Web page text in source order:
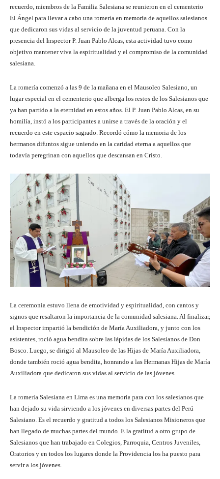
recuerdo, miembros de la Familia Salesiana se reunieron en el cementerio
El Ángel para llevar a cabo una romería en memoria de aquellos salesianos
que dedicaron sus vidas al servicio de la juventud peruana. Con la
presencia del Inspector P. Juan Pablo Alcas, esta actividad tuvo como
objetivo mantener viva la espiritualidad y el compromiso de la comunidad
salesiana.
La romería comenzó a las 9 de la mañana en el Mausoleo Salesiano, un
lugar especial en el cementerio que alberga los restos de los Salesianos que
ya han partido a la eternidad en estos años. El P. Juan Pablo Alcas, en su
homilía, instó a los participantes a unirse a través de la oración y el
recuerdo en este espacio sagrado. Recordó cómo la memoria de los
hermanos difuntos sigue uniendo en la caridad eterna a aquellos que
todavía peregrinan con aquellos que descansan en Cristo.
La ceremonia estuvo llena de emotividad y espiritualidad, con cantos y
signos que resaltaron la importancia de la comunidad salesiana. Al finalizar,
el Inspector impartió la bendición de María Auxiliadora, y junto con los
asistentes, roció agua bendita sobre las lápidas de los Salesianos de Don
Bosco. Luego, se dirigió al Mausoleo de las Hijas de María Auxiliadora,
donde también roció agua bendita, honrando a las Hermanas Hijas de María
Auxiliadora que dedicaron sus vidas al servicio de las jóvenes.
La romería Salesiana en Lima es una memoria para con los salesianos que
han dejado su vida sirviendo a los jóvenes en diversas partes del Perú
Salesiano. Es el recuerdo y gratitud a todos los Salesianos Misioneros que
han llegado de muchas partes del mundo. E la gratitud a otro grupo de
Salesianos que han trabajado en Colegios, Parroquia, Centros Juveniles,
Oratorios y en todos los lugares donde la Providencia los ha puesto para
servir a los jóvenes.